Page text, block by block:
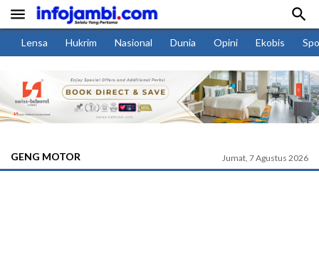
 
Lensa Hukrim Nasional Dunia Opini Ekobis
GENG MOTOR Jumat, 7 Agustus 2026